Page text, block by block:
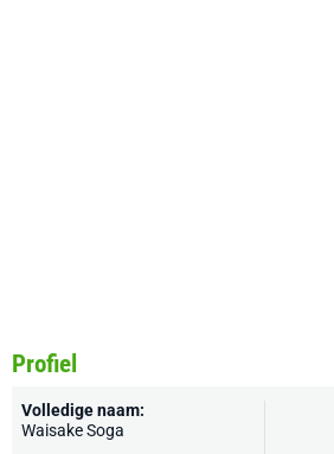
Profiel
Volledige naam:
Waisake Soga